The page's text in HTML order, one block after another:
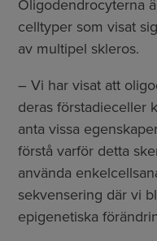
Oligodendrocyterna
celltyper som visat
av multipel skleros.
– Vi har visat att
deras förstadieceller
anta vissa
förstå varför detta
använda
sekvensering där vi
epigenetiska